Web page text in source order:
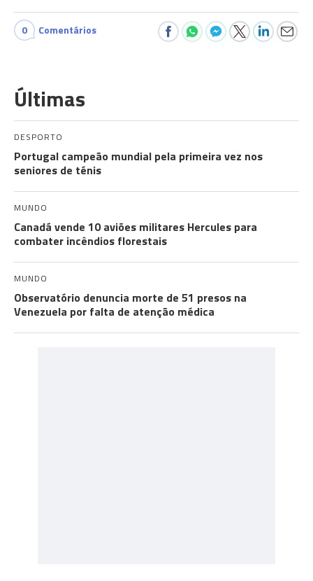
0 Comentários
Últimas
DESPORTO
Portugal campeão mundial pela primeira vez nos
seniores de ténis
MUNDO
Canadá vende 10 aviões militares Hercules para
combater incêndios florestais
MUNDO
Observatório denuncia morte de 51 presos na
Venezuela por falta de atenção médica